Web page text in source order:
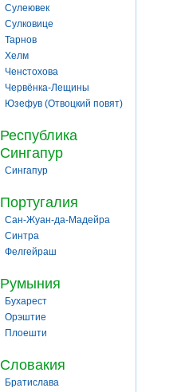
Сулеювек
Сулковице
Тарнов
Хелм
Ченстохова
Червёнка-Лещины
Юзефув (Отвоцкий повят)
Республика
Сингапур
Сингапур
Португалия
Сан-Жуан-да-Мадейра
Синтра
Фелгейраш
Румыния
Бухарест
Орэштие
Плоешти
Словакия
Братислава